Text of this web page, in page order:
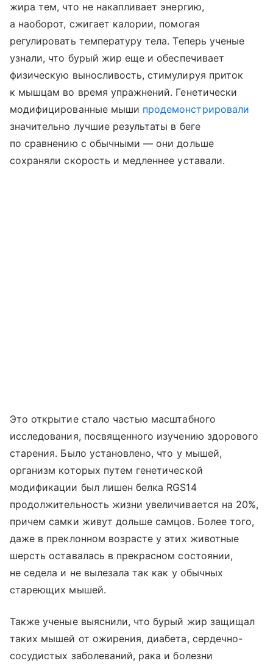
жира тем, что не накапливает энергию,
а наоборот, сжигает калории, помогая
регулировать температуру тела. Теперь ученые
узнали, что бурый жир еще и обеспечивает
физическую выносливость, стимулируя приток
к мышцам во время упражнений. Генетически
модифицированные мыши продемонстрировали
значительно лучшие результаты в беге
по сравнению с обычными — они дольше
сохраняли скорость и медленнее уставали.
Это открытие стало частью масштабного
исследования, посвященного изучению здорового
старения. Было установлено, что у мышей,
организм которых путем генетической
модификации был лишен белка RGS14
продолжительность жизни увеличивается на 20%,
причем самки живут дольше самцов. Более того,
даже в преклонном возрасте у этих животные
шерсть оставалась в прекрасном состоянии,
не седела и не вылезала так как у обычных
стареющих мышей.
Также ученые выяснили, что бурый жир защищал
таких мышей от ожирения, диабета, сердечно-
сосудистых заболеваний, рака и болезни